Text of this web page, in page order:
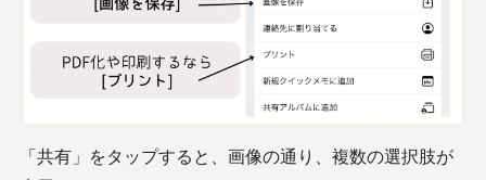
「共有」をタップすると、画像の通り、複数の選択肢が